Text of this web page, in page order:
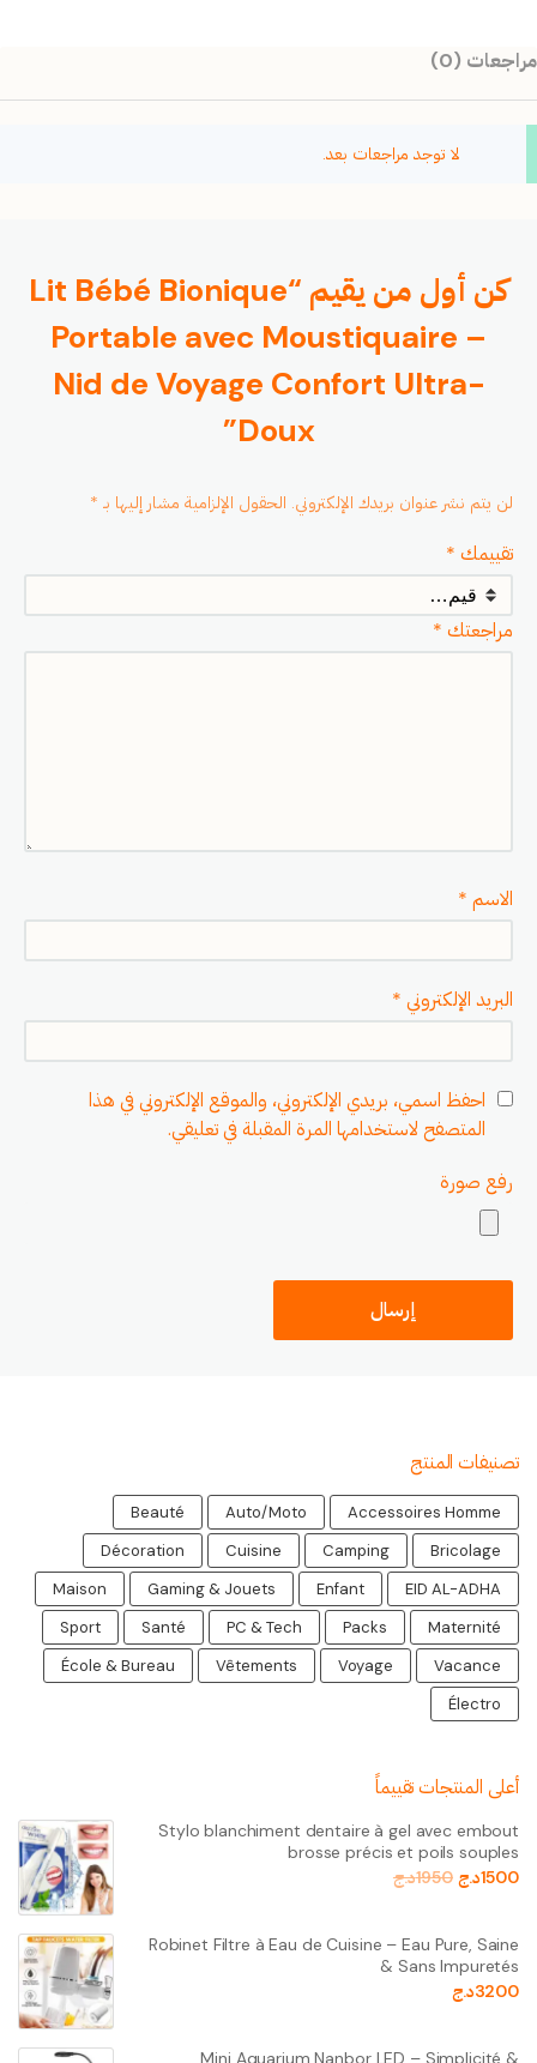
مراجعات (0)
لا توجد مراجعات بعد.
كن أول من يقيم “Lit Bébé Bionique
Portable avec Moustiquaire –
Nid de Voyage Confort Ultra-
Doux”
لن يتم نشر عنوان بريدك الإلكتروني. الحقول الإلزامية مشار إليها بـ *
تقييمك *
مراجعتك *
الاسم *
البريد الإلكتروني *
احفظ اسمي، بريدي الإلكتروني، والموقع الإلكتروني في هذا
المتصفح لاستخدامها المرة المقبلة في تعليقي.
رفع صورة
تصنيفات المنتج
Accessoires Homme
Auto/Moto
Beauté
Bricolage
Camping
Cuisine
Décoration
EID AL-ADHA
Enfant
Gaming & Jouets
Maison
Maternité
Packs
PC & Tech
Santé
Sport
Vacance
Voyage
Vêtements
École & Bureau
Électro
أعلى المنتجات تقييماً
Stylo blanchiment dentaire à gel avec embout
brosse précis et poils souples
1500د.ج 1950د.ج
Robinet Filtre à Eau de Cuisine – Eau Pure, Saine
& Sans Impuretés
3200د.ج
Mini Aquarium Nanbor LED – Simplicité &